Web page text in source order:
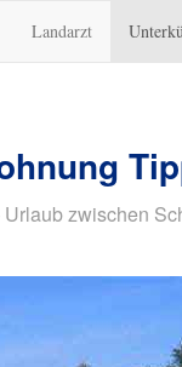
Landarzt
zwischen